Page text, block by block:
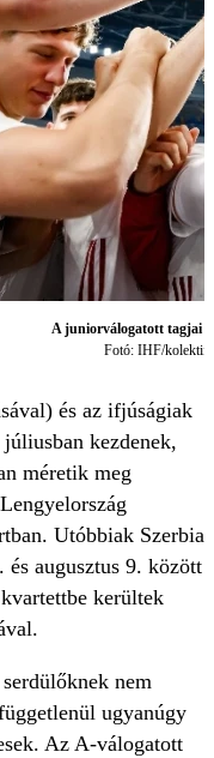
A juniorválogatott tagjai
Fotó: IHF/kolektiff/
és az ifjúságiak
kezdenek,
méretik meg
Utóbbiak Szerbia
augusztus 9. között
kerültek
nem
ugyanúgy
Az A-válogatott